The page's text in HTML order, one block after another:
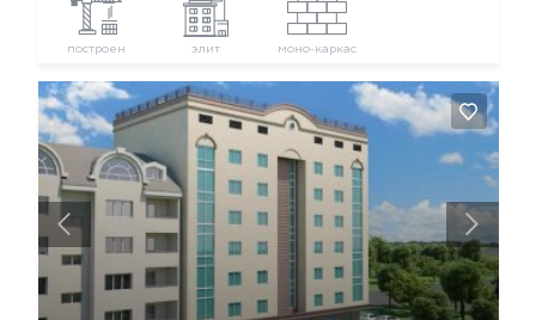
построен элит моно-каркас
Да, удалить Отмена